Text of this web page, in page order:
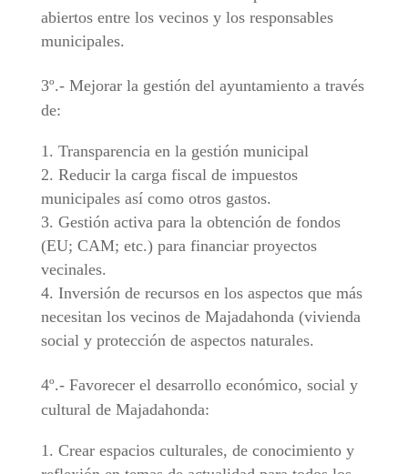
abiertos entre los vecinos y los responsables
municipales.
3º.- Mejorar la gestión del ayuntamiento a través
de:
Transparencia en la gestión municipal
Reducir la carga fiscal de impuestos
municipales así como otros gastos.
Gestión activa para la obtención de fondos
(EU; CAM; etc.) para financiar proyectos
vecinales.
Inversión de recursos en los aspectos que más
necesitan los vecinos de Majadahonda (vivienda
social y protección de aspectos naturales.
4º.- Favorecer el desarrollo económico, social y
cultural de Majadahonda:
Crear espacios culturales, de conocimiento y